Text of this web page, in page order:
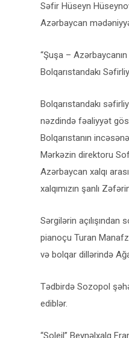
Səfir Hüseyn
Azərbaycan
“Şuşa –
Bolqarıstandakı
Bolqarıstandakı
nəzdində fəaliyyət
Bolqarıstanın
Mərkəzin direktoru
Azərbaycan xalqı
xalqımızın şanlı
Sərgilərin
pianoçu Turan
və bolqar dillərində
Tədbirdə Sozopol
ediblər.
“Soleil” Beynəlxalq